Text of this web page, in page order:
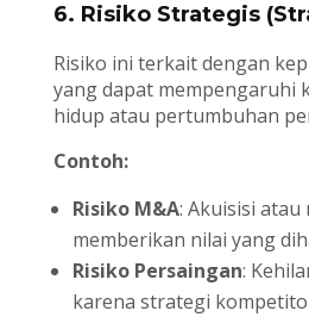
6. Risiko Strategis
Risiko ini terkait dengan
yang dapat mempengaruhi
hidup atau pertumbuhan
Contoh:
Risiko M&A: Akuisisi
memberikan nilai yang
Risiko Persaingan:
karena strategi